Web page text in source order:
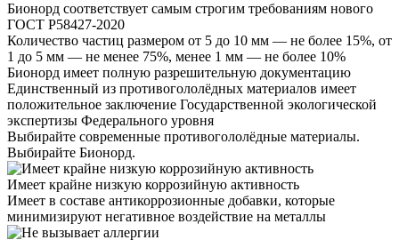
Бионорд соответствует самым строгим требованиям нового
ГОСТ Р58427-2020
Количество частиц размером от 5 до 10 мм — не более 15%, от
1 до 5 мм — не менее 75%, менее 1 мм — не более 10%
Бионорд имеет полную разрешительную документацию
Единственный из противогололёдных материалов имеет
положительное заключение Государственной экологической
экспертизы Федерального уровня
Выбирайте современные противогололёдные материалы.
Выбирайте Бионорд.
Имеет крайне низкую коррозийную активность
Имеет в составе антикоррозионные добавки, которые
минимизируют негативное воздействие на металлы